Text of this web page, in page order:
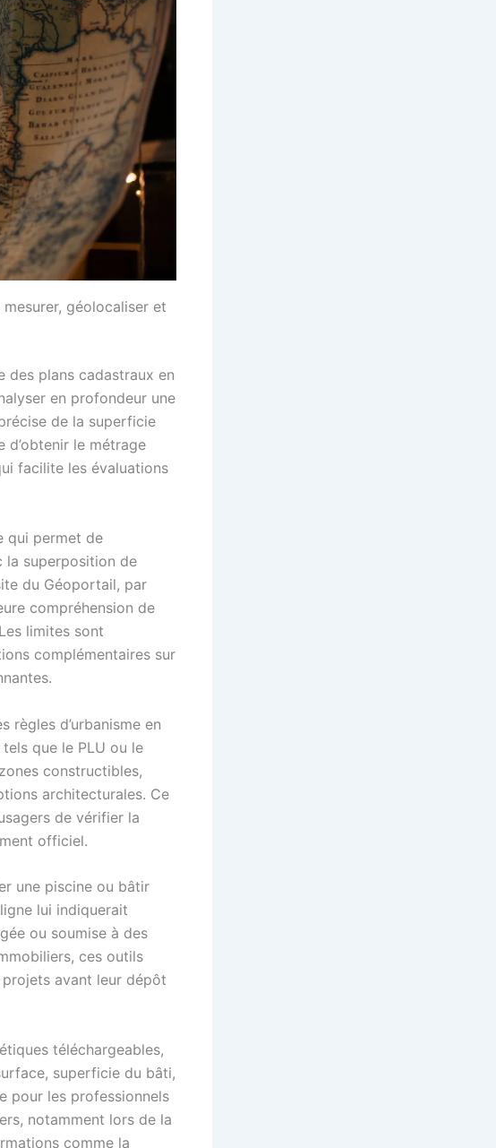
géolocaliser et
des plans cadastraux en
en profondeur une
de la superficie
d’obtenir le métrage
facilite les évaluations
qui permet de
la superposition de
du Géoportail, par
compréhension de
limites sont
complémentaires sur
règles d’urbanisme en
que le PLU ou le
constructibles,
architecturales. Ce
de vérifier la
officiel.
une piscine ou bâtir
lui indiquerait
ou soumise à des
ces outils
avant leur dépôt
téléchargeables,
superficie du bâti,
pour les professionnels
notamment lors de la
comme la